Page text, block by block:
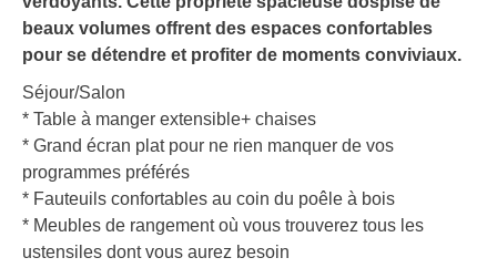
beaux volumes offrent des espaces confortables
pour se détendre et profiter de moments conviviaux.
Séjour/Salon
* Table à manger extensible+ chaises
* Grand écran plat pour ne rien manquer de vos
programmes préférés
* Fauteuils confortables au coin du poêle à bois
* Meubles de rangement où vous trouverez tous les
ustensiles dont vous aurez besoin